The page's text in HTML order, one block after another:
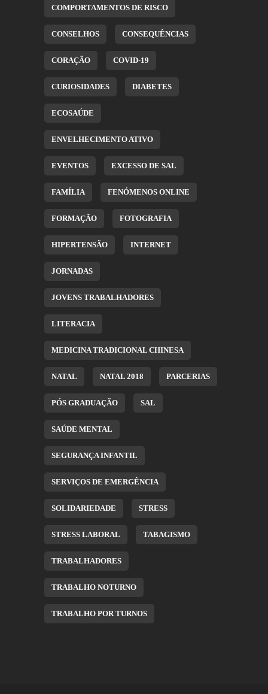
COMPORTAMENTOS DE RISCO
CONSELHOS CONSEQUÊNCIAS
CORAÇÃO COVID-19
CURIOSIDADES DIABETES
ECOSAÚDE
ENVELHECIMENTO ATIVO
EVENTOS EXCESSO DE SAL
FAMÍLIA FENÓMENOS ONLINE
FORMAÇÃO FOTOGRAFIA
HIPERTENSÃO INTERNET
JORNADAS
JOVENS TRABALHADORES
LITERACIA
MEDICINA TRADICIONAL CHINESA
NATAL NATAL 2018 PARCERIAS
PÓS GRADUAÇÃO SAL
SAÚDE MENTAL
SEGURANÇA INFANTIL
SERVIÇOS DE EMERGÊNCIA
SOLIDARIEDADE STRESS
STRESS LABORAL TABAGISMO
TRABALHADORES
TRABALHO NOTURNO
TRABALHO POR TURNOS